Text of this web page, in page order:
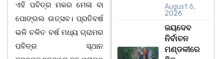
ଏହି ପବିତ୍ର ମକର ମେଳା ବା
ପୋଙ୍ଗଲ ଉତ୍ସବ। ପ୍ରତିବର୍ଷ
ଭଳି ଚଳିତ ବର୍ଷ ମଧ୍ୟ ଗ୍ରାମର
ପବିତ୍ର ସ୍ଥାନ
August 6,
2026
ଜୟଦେବ
ନିର୍ବାଚନ
ମଣ୍ଡଳୀରେ